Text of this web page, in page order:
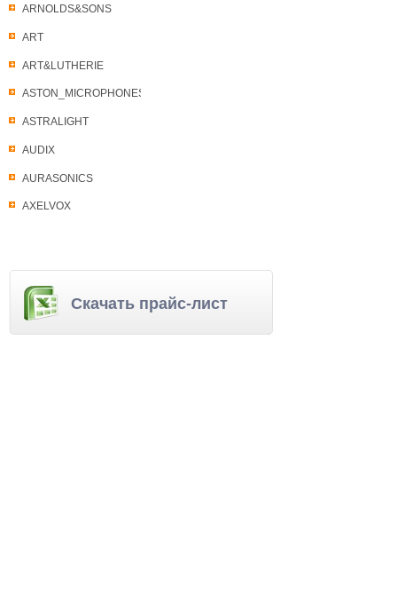
ARNOLDS&SONS
ART
ART&LUTHERIE
ASTON_MICROPHONES
ASTRALIGHT
AUDIX
AURASONICS
AXELVOX
Скачать прайс-лист